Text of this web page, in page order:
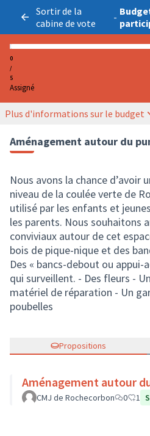
Sortir de la
cabine de vote
-
0
/
5
Assigné
Plus d'informations sur le budget
Aménagement autour du
Nous avons la chance d’avoir
niveau de la coulée verte de
utilisé par les enfants et
les parents. Nous souhaitons
conviviaux autour de cet
bois de pique-nique et des
Des « bancs-debout ou
qui surveillent. - Des fleurs -
matériel de réparation - Un
poubelles
Propositions
Aménagement autour
CMJ de Rochecorbon 0 1